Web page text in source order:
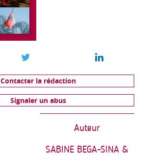
Contacter la rédaction
Signaler un abus
Auteur
SABINE BEGA-SINA &